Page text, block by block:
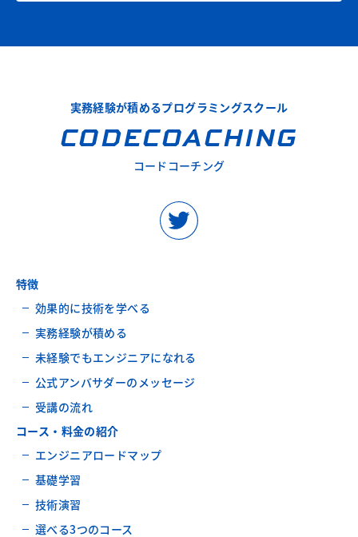
実務経験が積めるプログラミングスクール
CODECOACHING
コードコーチング
特徴
効果的に技術を学べる
実務経験が積める
未経験でもエンジニアになれる
公式アンバサダーのメッセージ
受講の流れ
コース・料金の紹介
エンジニアロードマップ
基礎学習
技術演習
選べる3つのコース